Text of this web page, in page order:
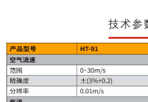
技术参